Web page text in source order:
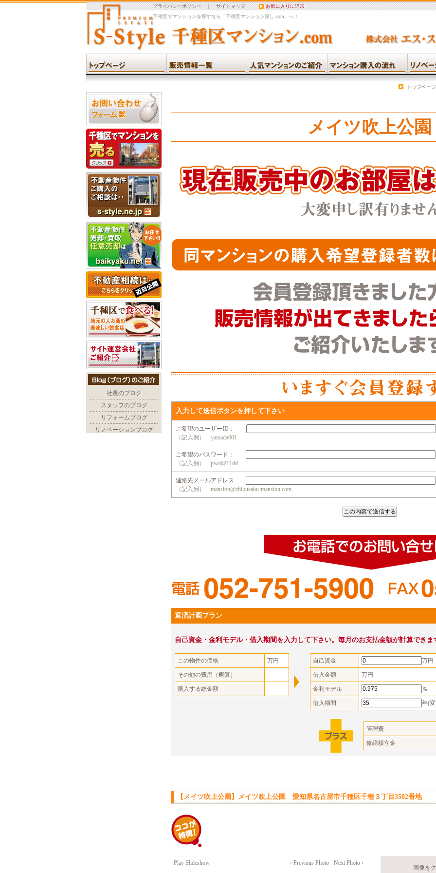
プライバシーポリシー｜サイトマップ
お気に入りに追加
千種区でマンションを探すなら「千種区マンション探し.com」へ！
トップページ
メイツ吹上公園
入力して送信ボタンを押して下さい
ご希望のユーザーID：
（記入例） yamada001
ご希望のパスワード：
（記入例） pwd@11dd
連絡先メールアドレス
（記入例） mansion@chikusaku-mansion.com
返済計画プラン
自己資金・金利モデル・借入期間を入力して下さい。毎月のお支払金額が計算できま
この物件の価格 万円
その他の費用（概算）
購入する総金額
自己資金 万円
借入金額 万円
金利モデル ％
借入期間 年(
管理費
修繕積立金
【メイツ吹上公園】メイツ吹上公園 愛知県名古屋市千種区千種３丁目3502番地
Play Slideshow ‹ Previous Photo Next Photo ›
画像を